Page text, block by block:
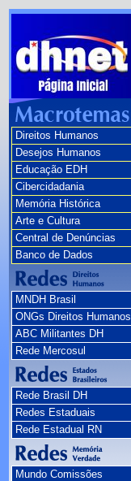
Direitos Humanos
Desejos Humanos
Educação EDH
Cibercidadania
Memória Histórica
Arte e Cultura
Central de Denúncias
Banco de Dados
MNDH Brasil
ONGs Direitos Humanos
ABC Militantes DH
Rede Mercosul
Rede Brasil DH
Redes Estaduais
Rede Estadual RN
Mundo Comissões